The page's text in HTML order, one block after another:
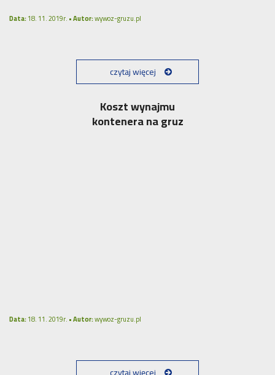
Data:18. 11. 2019r. •Autor:wywoz-gruzu.pl
czytaj więcej
Koszt wynajmu
kontenera na gruz
Data:18. 11. 2019r. •Autor:wywoz-gruzu.pl